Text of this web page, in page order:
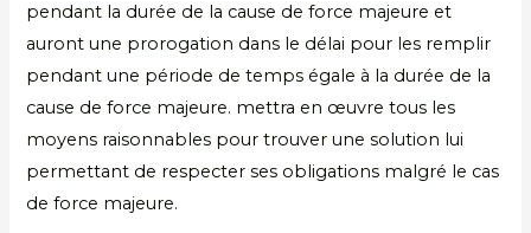
pendant la durée de la cause de force majeure et
auront une prorogation dans le délai pour les remplir
pendant une période de temps égale à la durée de la
cause de force majeure. mettra en œuvre tous les
moyens raisonnables pour trouver une solution lui
permettant de respecter ses obligations malgré le cas
de force majeure.